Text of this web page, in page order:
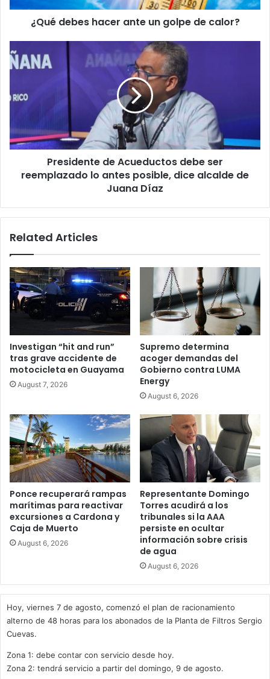
¿Qué debes hacer ante un golpe de calor?
de
Acueductos
ser
antes
posible,
alcalde
Díaz
Presidente de Acueductos debe ser
reemplazado lo antes posible, dice alcalde de
Juana Díaz
Related Articles
Investigan “hit and run”
tras grave accidente de
motocicleta en Guayama
August 7, 2026
Supremo determina
acoger demandas del
Gobierno contra LUMA
Energy
August 6, 2026
Ponce recuperará rampas
marítimas para reactivar
excursiones a Cardona y
Caja de Muerto
August 6, 2026
Representante Domingo
Torres acudirá a los
tribunales si la AAA
persiste en ocultar
información sobre crisis
de agua
August 6, 2026
Hoy, viernes 7 de agosto, comenzó el plan de racionamiento
alterno de 48 horas para los abonados de la Planta de Filtros Sergio
Cuevas.
Zona 1: debe contar con servicio desde hoy.
Zona 2: tendrá servicio a partir del domingo, 9 de agosto.